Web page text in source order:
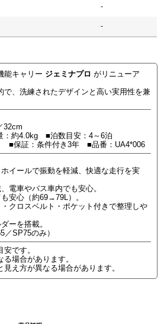
-
-
能キャリー ジェミナプロ がリニューア
で、洗練されたデザインと高い実用性を兼
32cm
約4.0kg ■泊数目安：4～6泊
■保証：条件付き3年 ■品番：UA4*006
イールで振動を軽減、快適な走行を実
電車やバス車内でも安心。
安心（約69→79L）。
クロスベルト・ポケット付きで整理しや
ーを搭載。
SP75のみ）
です。
場合があります。
え方が異なる場合があります。